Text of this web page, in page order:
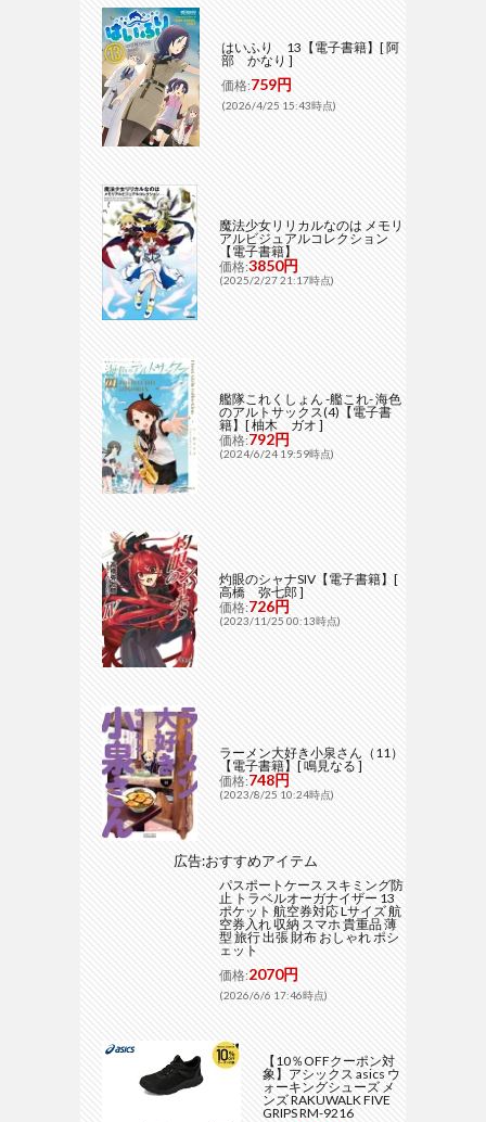
はいふり 13【電子書籍】[ 阿
部 かなり ]
価格:759円
(2026/4/25 15:43時点)
魔法少女リリカルなのは メモリ
アルビジュアルコレクション
【電子書籍】
価格:3850円
(2025/2/27 21:17時点)
艦隊これくしょん -艦これ- 海色
のアルトサックス(4)【電子書
籍】[ 柚木 ガオ ]
価格:792円
(2024/6/24 19:59時点)
灼眼のシャナSIV【電子書籍】[
高橋 弥七郎 ]
価格:726円
(2023/11/25 00:13時点)
ラーメン大好き小泉さん（11）
【電子書籍】[ 鳴見なる ]
価格:748円
(2023/8/25 10:24時点)
広告:おすすめアイテム
パスポートケース スキミング防
止 トラベルオーガナイザー 13
ポケット 航空券対応 Lサイズ 航
空券入れ 収納 スマホ 貴重品 薄
型 旅行 出張 財布 おしゃれ ポシ
ェット
価格:2070円
(2026/6/6 17:46時点)
【10％OFFクーポン対
象】アシックス asics ウ
ォーキングシューズ メ
ンズ RAKUWALK FIVE
GRIPS RM-9216